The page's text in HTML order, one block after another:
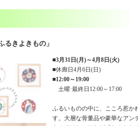
るきよきもの」
■3月31日(月)～4月8日(火)
■休廊日4月6日(日)
■12:00～19:00
土曜·最終日12:00～17:00
ふるいものの中に、こころ惹か
す。大層な骨董品や豪華なア